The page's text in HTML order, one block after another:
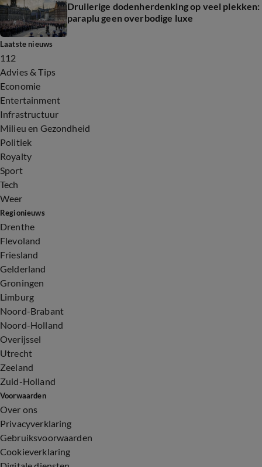
Druilerige dodenherdenking op veel plekken:
paraplu geen overbodige luxe
Laatste nieuws
112
Advies & Tips
Economie
Entertainment
Infrastructuur
Milieu en Gezondheid
Politiek
Royalty
Sport
Tech
Weer
Regionieuws
Drenthe
Flevoland
Friesland
Gelderland
Groningen
Limburg
Noord-Brabant
Noord-Holland
Overijssel
Utrecht
Zeeland
Zuid-Holland
Voorwaarden
Over ons
Privacyverklaring
Gebruiksvoorwaarden
Cookieverklaring